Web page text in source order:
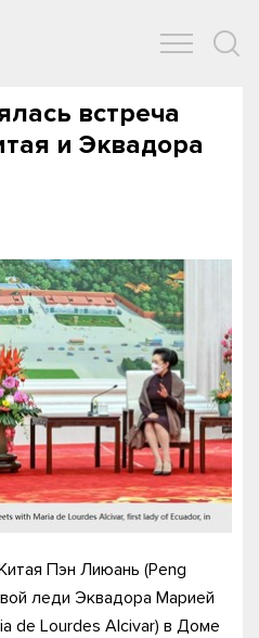
встреча
и Эквадора
Пэн Лиюань (Peng
леди Эквадора Марией
de Lourdes Alcivar) в Доме